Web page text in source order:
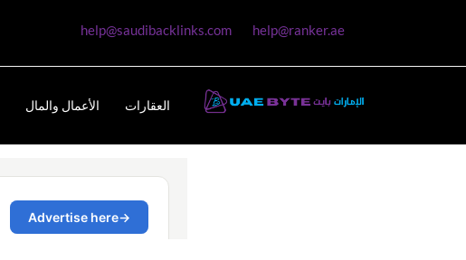
help@ranker.ae
help@saudibacklinks.com
العقارات الأعمال والمال